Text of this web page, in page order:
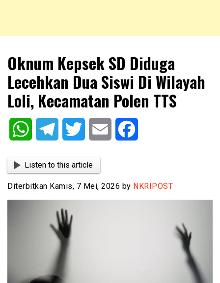
NKRIPOST
Oknum Kepsek SD Diduga
Lecehkan Dua Siswi Di Wilayah
Loli, Kecamatan Polen TTS
WhatsAppTelegram Twitter Email
Listen to this article
Diterbitkan Kamis, 7 Mei, 2026 by NKRIPOST